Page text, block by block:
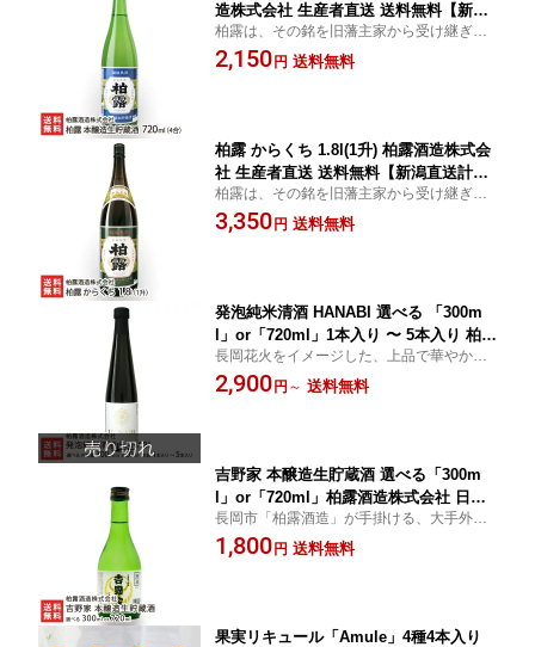
造株式会社 生産者直送 送料無料【新潟
直送計画 日本酒 清酒 sake 五百万石 淡
麗辛口 新潟産】 お中元
柏露は、その銘を旧藩主家から受け継ぎ酒
造名にもしている代表銘柄。新潟らしい
「淡麗辛口」を原点としながら「まるで黒
2,150 円 送料無料
柏露 からくち 1.8l(1升) 柏露酒造株式会
社 生産者直送 送料無料【新潟直送計画
日本酒 清酒 sake 五百万石 淡麗辛口 新
潟産】 お中元
柏露は、その銘を旧藩主家から受け継ぎ酒
造名にもしている代表銘柄。新潟らしい
「淡麗辛口」を原点としながら「まるで黒
3,350 円 送料無料
発泡純米清酒 HANABI 選べる 「300m
l」or「720ml」1本入り 〜 5本入り 柏露
酒造株式会社 新潟直送計画 日本酒 清酒
sake 五百万石 甘口 スパークリング 新
長岡花火をイメージした、上品で華やかな
スパークリング純米酒「HANABI」。瓶内
二次発酵によって生まれたきめ細かな発酵
2,900 円 ～ 送料無料
吉野家 本醸造生貯蔵酒 選べる「300m
l」or「720ml」柏露酒造株式会社 日本
酒 清酒 sake 五百万石 淡麗辛口 新潟産
新潟県 生産者直送 お取り寄せ 送料無料
長岡市「柏露酒造」が手掛ける、大手外食
チェーン「吉野家」で実際に提供している
日本酒。旨味・辛味・酸味のバランスが絶
1,800 円 送料無料
果実リキュール「Amule」4種4本入り